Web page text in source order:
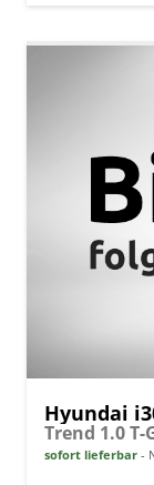
Hyundai
Trend 1.0 T-
sofort lieferbar